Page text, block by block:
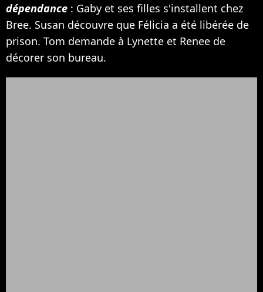
dépendance : Gaby et ses filles s'installent chez
Bree. Susan découvre que Félicia a été libérée de
prison. Tom demande à Lynette et Renee de
décorer son bureau.